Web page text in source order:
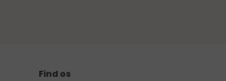
Find os